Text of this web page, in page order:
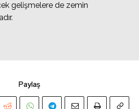
gelişmelere de zemin
Paylaş